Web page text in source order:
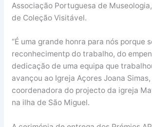
Associação Portuguesa de
de Coleção Visitável.
“É uma grande honra para nós porque
reconhecimentp do trabalho, do
dedicação de uma equipa que
avançou ao Igreja Açores Joana Simas,
coordenadora do projecto da igreja
na ilha de São Miguel.